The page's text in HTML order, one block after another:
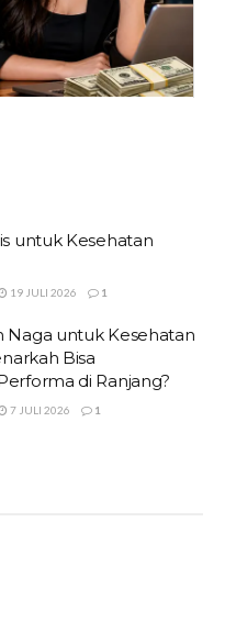
untuk Kesehatan
19 JULI 2026 1
Naga untuk Kesehatan
Bisa
di Ranjang?
7 JULI 2026 1